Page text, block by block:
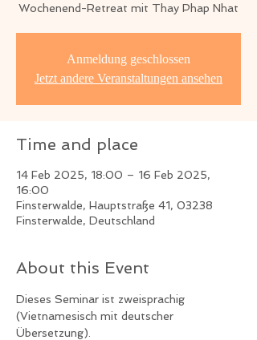
Wochenend-Retreat mit Thay Phap Nhat
Anmeldung geschlossen
Jetzt andere Veranstaltungen ansehen
Time and place
14 Feb 2025, 18:00 – 16 Feb 2025,
16:00
Finsterwalde, Hauptstraße 41, 03238
Finsterwalde, Deutschland
About this Event
Dieses Seminar ist zweisprachig
(Vietnamesisch mit deutscher
Übersetzung).